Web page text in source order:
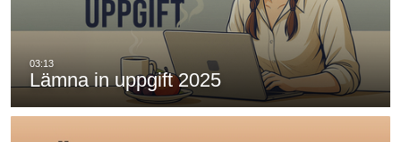
Lämna in uppgift 2025